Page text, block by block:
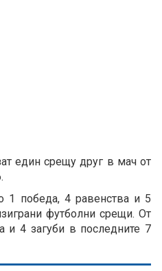
един срещу друг в мач от
1 победа, 4 равенства и 5
футболни срещи. От
и 4 загуби в последните 7